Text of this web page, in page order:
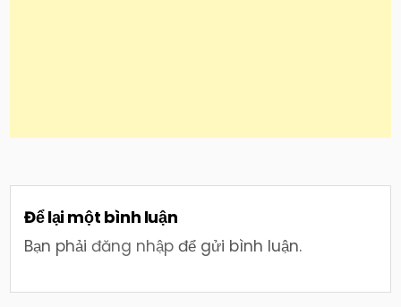
Để lại một bình luận
Bạn phảiđăng nhập để gửi bình luận.